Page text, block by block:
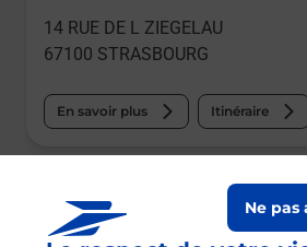
Ne
14 RUE DE L ZIEGELAU
67100 STRASBOURG
En savoir plus Itinéraire
Relais Pickup
TABAC PRESSE